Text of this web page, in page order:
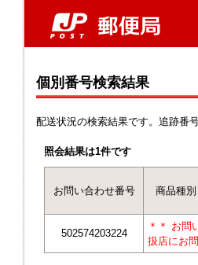
個別番号検索結果
配送状況の検索結果です。追跡番
照会結果は1件です
お問い合わせ番号 商品種別
502574203224
＊＊ お問
扱店にお